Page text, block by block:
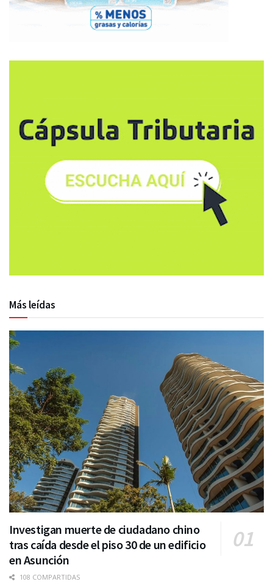
Más leídas
Investigan muerte de ciudadano chino
tras caída desde el piso 30 de un edificio
en Asunción
108 COMPARTIDAS